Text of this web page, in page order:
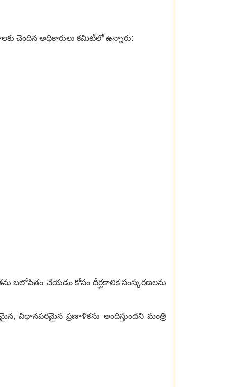
చెందిన అధికారులు కమిటీలో ఉన్నారు:
బలోపేతం చేయడం కోసం దీర్ఘకాలిక సంస్కరణలను
విధానపరమైన ప్రణాళికను అందిస్తుందని మంత్రి